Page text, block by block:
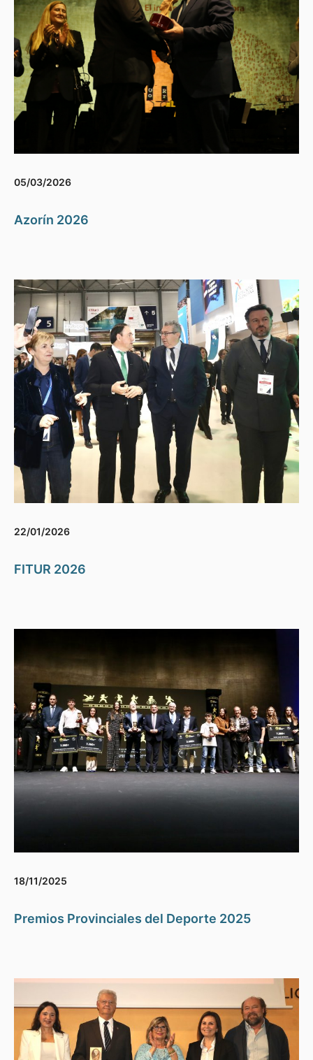
05/03/2026
Azorín 2026
22/01/2026
FITUR 2026
18/11/2025
Premios Provinciales del Deporte 2025